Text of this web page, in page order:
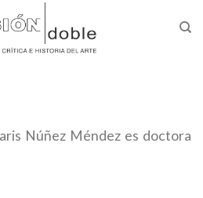
Núñez Méndez es doctora